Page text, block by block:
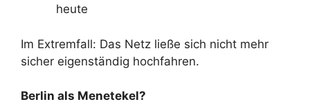
heute
Im Extremfall: Das Netz ließe sich nicht mehr
sicher eigenständig hochfahren.
Berlin als Menetekel?